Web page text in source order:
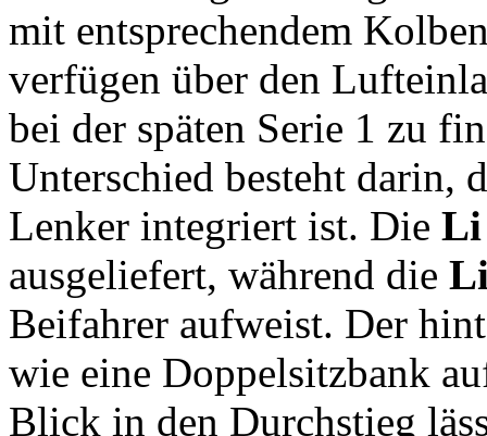
mit entsprechendem
verfügen über den
bei der späten Serie 1 zu
Unterschied besteht darin,
Lenker integriert ist. Die Li
ausgeliefert, während die
Beifahrer aufweist. Der
wie eine Doppelsitzbank
Blick in den Durchstieg